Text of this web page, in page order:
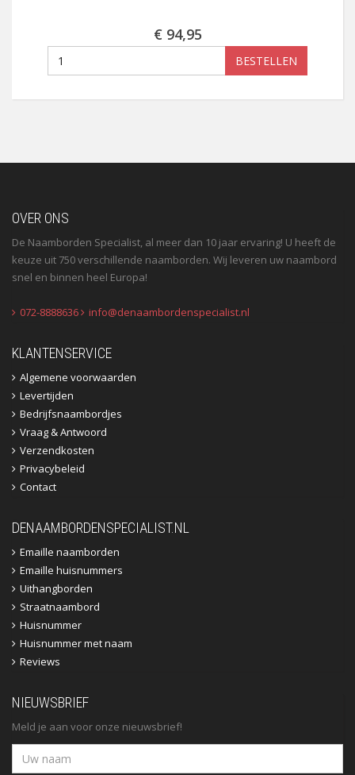
€ 94,95
BESTELLEN
OVER ONS
De Naamborden Specialist, al meer dan 10 jaar ervaring! U heeft de
keuze uit 750 verschillende naamborden. Wij leveren uw naambord
snel en binnen heel Europa!
072-8888636 info@denaambordenspecialist.nl
KLANTENSERVICE
Algemene voorwaarden
Levertijden
Bedrijfsnaambordjes
Vraag & Antwoord
Verzendkosten
Privacybeleid
Contact
DENAAMBORDENSPECIALIST.NL
Emaille naamborden
Emaille huisnummers
Uithangborden
Straatnaambord
Huisnummer
Huisnummer met naam
Reviews
NIEUWSBRIEF
Meld je aan voor onze nieuwsbrief!